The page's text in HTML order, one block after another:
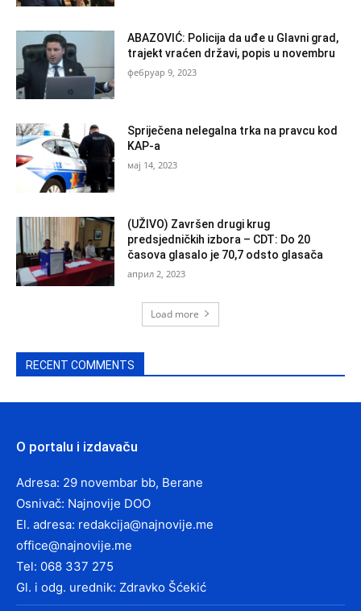
ABAZOVIĆ: Policija da uđe u Glavni grad,
trajekt vraćen državi, popis u novembru
фебруар 9, 2023
Spriječena nelegalna trka na pravcu kod
KAP-a
мај 14, 2023
(UŽIVO) Završen drugi krug
predsjedničkih izbora – CDT: Do 20
časova glasalo je 70,7 odsto glasača
април 2, 2023
Load more
RECENT COMMENTS
O portalu i izdavaču
Adresa: 29 novembar bb, Berane
Osnivač: Najnovije DOO
El. adresa: redakcija@najnovije.me
office@najnovije.me
Tel: 068 337 275
Gl. i odg. urednik: Zdravko Šćekić